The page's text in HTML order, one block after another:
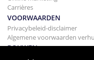
Carrières
VOORWAARDEN
Privacybeleid-disclaimer
Algemene voorwaarden
BOUWEN
Projecten